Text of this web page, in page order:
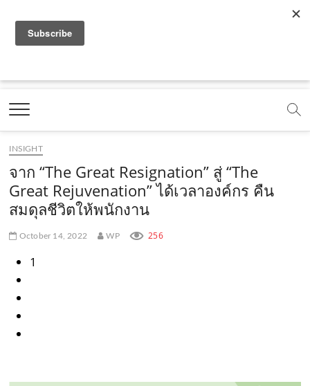
a
e
b
o
o
k
.
c
o
o
t
b
.
c
o
.
o
e
m
t
g
a
m
.
t
k
c
o
m
Marketing Oops!
DIGITAL | CREATIVE | ADVERTISING | CAMPAIGN |
INSIGHT
จาก “The Great Resignation” สู่ “The
Great Rejuvenation” ได้เวลาองค์กร คืน
สมดุลชีวิตให้พนักงาน
October 14, 2022 WP 256
1